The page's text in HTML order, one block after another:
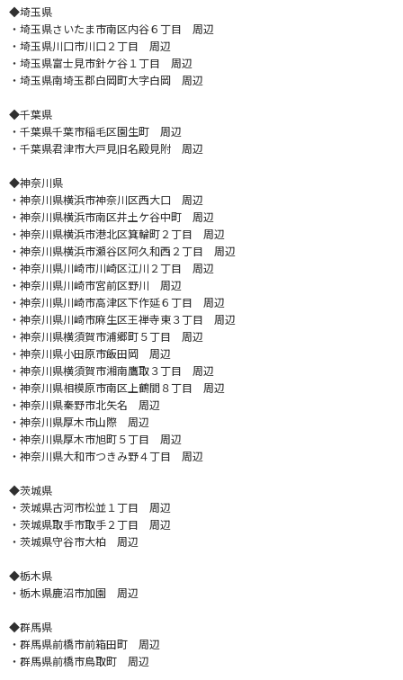
◆埼玉県
・埼玉県さいたま市南区内谷６丁目 周辺
・埼玉県川口市川口２丁目 周辺
・埼玉県富士見市針ケ谷１丁目 周辺
・埼玉県南埼玉郡白岡町大字白岡 周辺
◆千葉県
・千葉県千葉市稲毛区園生町 周辺
・千葉県君津市大戸見旧名殿見附 周辺
◆神奈川県
・神奈川県横浜市神奈川区西大口 周辺
・神奈川県横浜市南区井土ケ谷中町 周辺
・神奈川県横浜市港北区箕輪町２丁目 周辺
・神奈川県横浜市瀬谷区阿久和西２丁目 周辺
・神奈川県川崎市川崎区江川２丁目 周辺
・神奈川県川崎市宮前区野川 周辺
・神奈川県川崎市高津区下作延６丁目 周辺
・神奈川県川崎市麻生区王禅寺東３丁目 周辺
・神奈川県横須賀市浦郷町５丁目 周辺
・神奈川県小田原市飯田岡 周辺
・神奈川県横須賀市湘南鷹取３丁目 周辺
・神奈川県相模原市南区上鶴間８丁目 周辺
・神奈川県秦野市北矢名 周辺
・神奈川県厚木市山際 周辺
・神奈川県厚木市旭町５丁目 周辺
・神奈川県大和市つきみ野４丁目 周辺
◆茨城県
・茨城県古河市松並１丁目 周辺
・茨城県取手市取手２丁目 周辺
・茨城県守谷市大柏 周辺
◆栃木県
・栃木県鹿沼市加園 周辺
◆群馬県
・群馬県前橋市前箱田町 周辺
・群馬県前橋市鳥取町 周辺